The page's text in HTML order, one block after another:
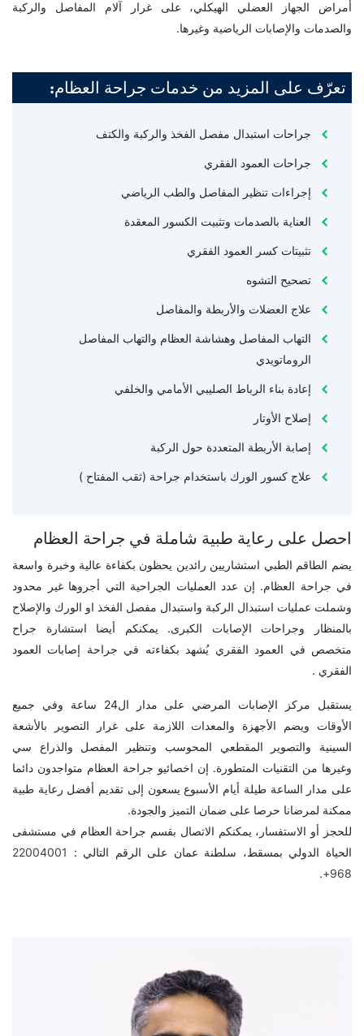
أمراض الجهاز العضلي الهيكلي، على غرار آلام المفاصل والركبة
والصدمات والإصابات الرياضية وغيرها.
تعرّف على المزيد من خدمات جراحة العظام:
جراحات استبدال مفصل الفخذ والركبة والكتف
جراحات العمود الفقري
إجراءات تنظير المفاصل والطب الرياضي
العناية بالصدمات وتثبيت الكسور المعقدة
تثبيتات كسر العمود الفقري
تصحيح التشوه
علاج العضلات والأربطة والمفاصل
التهاب المفاصل وهشاشة العظام والتهاب المفاصل
الروماتويدي
إعادة بناء الرباط الصليبي الأمامي والخلفي
إصلاح الأوتار
إصابة الأربطة المتعددة حول الركبة
علاج كسور الورك باستخدام جراحة (ثقب المفتاح )
احصل على رعاية طبية شاملة في جراحة العظام
يضم الطاقم الطبي استشاريين رائدين يحظون بكفاءة عالية وخبرة واسعة
في جراحة العظام. إن عدد العمليات الجراحية التي أجروها غير محدود
وشملت عمليات استبدال الركبة واستبدال مفصل الفخذ او الورك والإصلاح
بالمنظار وجراحات الإصابات الكبرى. يمكنكم أيضا استشارة جراح
متخصص في العمود الفقري يُشهد بكفاءته في جراحة إصابات العمود
الفقري .
يستقبل مركز الإصابات المرضي على مدار ال24 ساعة وفي جميع
الأوقات ويضم الأجهزة والمعدات اللازمة على غرار التصوير بالأشعة
السينية والتصوير المقطعي المحوسب وتنظير المفصل والذراع سي
وغيرها من التقنيات المتطورة. إن اخصائيو جراحة العظام متواجدون دائما
على مدار الساعة طيلة أيام الأسبوع يسعون إلى تقديم أفضل رعاية طبية
ممكنة لمرضانا حرصا على ضمان التميز والجودة.
للحجز أو الاستفسار، يمكنكم الاتصال بقسم جراحة العظام في مستشفى
الحياة الدولي بمسقط، سلطنة عمان على الرقم التالي :
22004001
968+.